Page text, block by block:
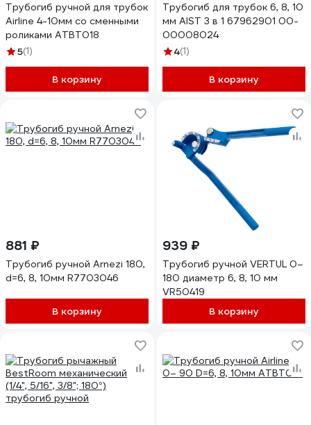
Трубогиб ручной для трубок
Airline 4-10мм со сменными
роликами ATBT018
5(1)
В корзину
Трубогиб для трубок 6, 8, 10
мм AIST 3 в 1 67962901 00-
00008024
4(1)
В корзину
881 ₽
Трубогиб ручной Arnezi 180,
d=6, 8, 10мм R7703046
В корзину
939 ₽
Трубогиб ручной VERTUL 0–
180 диаметр 6, 8, 10 мм
VR50419
В корзину